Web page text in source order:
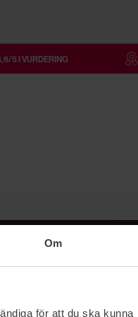
Om
för att du ska kunna
5 I VURDERING
Følg oss